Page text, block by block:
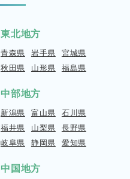
東北地方
青森県 岩手県 宮城県
秋田県
山形県 福島県
中部地方
新潟県 富山県 石川県
福井県
山梨県 長野県
岐阜県 静岡県 愛知県
中国地方